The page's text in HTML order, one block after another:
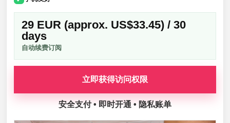
29 EUR (approx. US$33.45) / 30
days
自动续费订阅
立即获得访问权限
安全支付 • 即时开通 • 隐私账单